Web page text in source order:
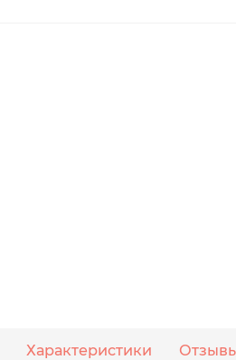
Характеристики